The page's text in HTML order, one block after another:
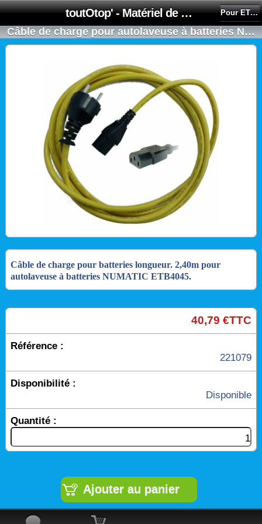
toutOtop' - Matériel de nettoyage, produit d'entretien, lubrifiant pour professionnel et particulier Pour ET4045 / ETB4045
Câble de charge pour autolaveuse à batteries NUMATIC ETB 4045 longueur 2,40m
Câble de charge pour batteries longueur. 2,40m pour
autolaveuse à batteries NUMATIC ETB4045.
40,79 €TTC
Référence :
221079
Disponibilité :
Disponible
Quantité :